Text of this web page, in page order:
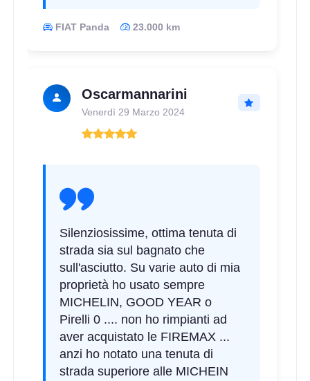
C B
FIAT Panda 23.000 km
Oscarmannarini
Venerdì 29 Marzo 2024
Silenziosissime, ottima tenuta di
strada sia sul bagnato che
sull'asciutto. Su varie auto di mia
proprietà ho usato sempre
MICHELIN, GOOD YEAR o
Pirelli 0 .... non ho rimpianti ad
aver acquistato le FIREMAX ...
anzi ho notato una tenuta di
strada superiore alle MICHEIN